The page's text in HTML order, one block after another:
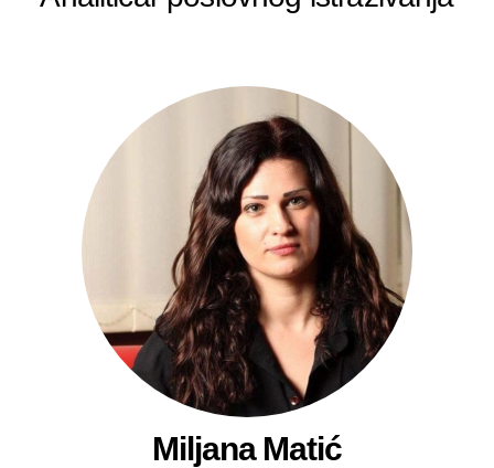
Miljana Matić